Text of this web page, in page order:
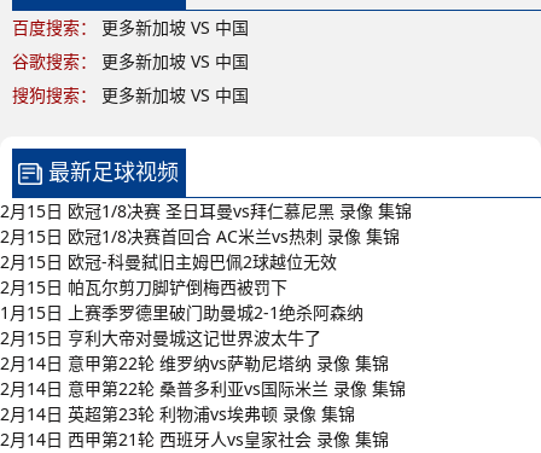
百度搜索：
更多新加坡 VS 中国
谷歌搜索：
更多新加坡 VS 中国
搜狗搜索：
更多新加坡 VS 中国
最新足球视频
2月15日 欧冠1/8决赛 圣日耳曼vs拜仁慕尼黑 录像 集锦
2月15日 欧冠1/8决赛首回合 AC米兰vs热刺 录像 集锦
2月15日 欧冠-科曼弑旧主姆巴佩2球越位无效
2月15日 帕瓦尔剪刀脚铲倒梅西被罚下
1月15日 上赛季罗德里破门助曼城2-1绝杀阿森纳
2月15日 亨利大帝对曼城这记世界波太牛了
2月14日 意甲第22轮 维罗纳vs萨勒尼塔纳 录像 集锦
2月14日 意甲第22轮 桑普多利亚vs国际米兰 录像 集锦
2月14日 英超第23轮 利物浦vs埃弗顿 录像 集锦
2月14日 西甲第21轮 西班牙人vs皇家社会 录像 集锦